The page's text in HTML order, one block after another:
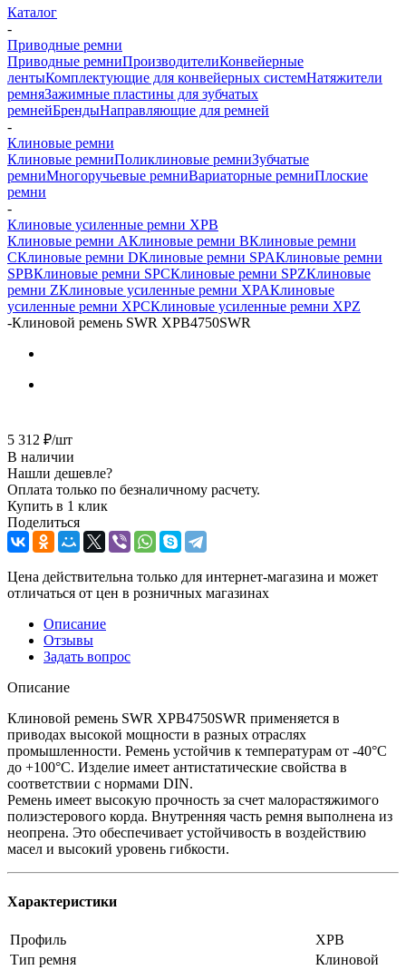
Каталог
-
Приводные ремни
Приводные ремниПроизводителиКонвейерные
лентыКомплектующие для конвейерных системНатяжители
ремняЗажимные пластины для зубчатых
ремнейБрендыНаправляющие для ремней
-
Клиновые ремни
Клиновые ремниПоликлиновые ремниЗубчатые
ремниМногоручьевые ремниВариаторные ремниПлоские
ремни
-
Клиновые усиленные ремни XPB
Клиновые ремни AКлиновые ремни BКлиновые ремни
CКлиновые ремни DКлиновые ремни SPAКлиновые ремни
SPBКлиновые ремни SPCКлиновые ремни SPZКлиновые
ремни ZКлиновые усиленные ремни XPAКлиновые
усиленные ремни XPCКлиновые усиленные ремни XPZ
-Клиновой ремень SWR XPB4750SWR
5 312 ₽/шт
В наличии
Нашли дешевле?
Оплата только по безналичному расчету.
Купить в 1 клик
Поделиться
Цена действительна только для интернет-магазина и может
отличаться от цен в розничных магазинах
Описание
Отзывы
Задать вопрос
Описание
Клиновой ремень SWR XPB4750SWR применяется в
приводах высокой мощности в разных отраслях
промышленности. Ремень устойчив к температурам от -40°C
до +100°C. Изделие имеет антистатические свойства в
соответствии с нормами DIN.
Ремень имеет высокую прочность за счет малорастяжимого
полиэстерового корда. Внутренняя часть ремня выполнена из
неопрена. Это обеспечивает устойчивость в воздействию
масел и высокий уровень гибкости.
Характеристики
Профиль
XPB
Тип ремня
Клиновой